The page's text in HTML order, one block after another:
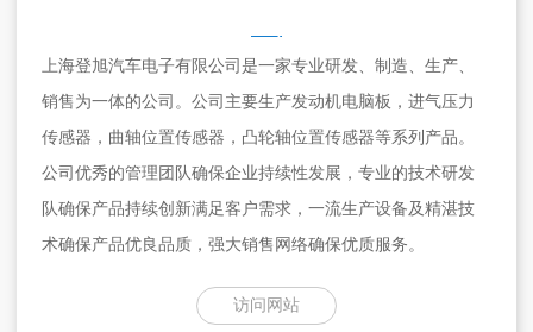
上海登旭汽车电子有限公司是一家专业研发、制造、生产、
销售为一体的公司。公司主要生产发动机电脑板，进气压力
传感器，曲轴位置传感器，凸轮轴位置传感器等系列产品。
公司优秀的管理团队确保企业持续性发展，专业的技术研发
队确保产品持续创新满足客户需求，一流生产设备及精湛技
术确保产品优良品质，强大销售网络确保优质服务。
访问网站